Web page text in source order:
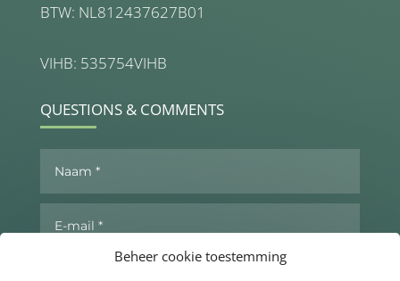
Beheer cookie toestemming
BTW: NL812437627B01
VIHB: 535754VIHB
QUESTIONS & COMMENTS